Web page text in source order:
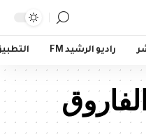
راديو الرشيد FM